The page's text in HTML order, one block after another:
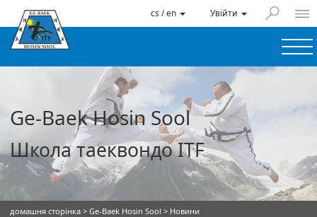
cs / en Увійти
Ge-Baek Hosin Sool
Школа таеквондо ITF
домашня сторінка > Ge-Baek Hosin Sool > Новини